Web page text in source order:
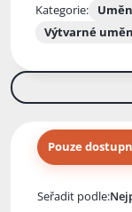
Kategorie:
Výtvarné
Pouze
Seřadit podle: